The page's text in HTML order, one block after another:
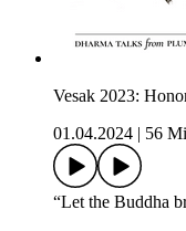
Vesak 2023:
01.04.2024
56
“Let the Buddha